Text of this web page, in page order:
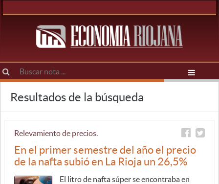
Resultados de la búsqueda
Relevamiento de precios.
En el primer semestre del año el precio
de la nafta subió en La Rioja un 26,5%
El litro de nafta súper se encontraba en